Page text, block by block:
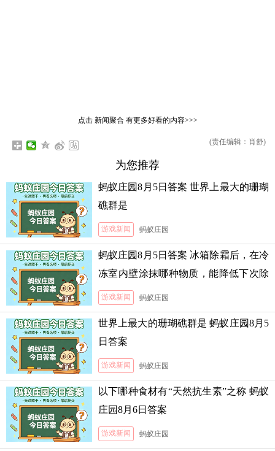
点击 新闻聚合有更多好看的内容>>>
(责任编辑：肖舒)
为您推荐
蚂蚁庄园8月5日答案 世界上最大的珊瑚
礁群是
游戏新闻 蚂蚁庄园
蚂蚁庄园8月5日答案 冰箱除霜后，在冷
冻室内壁涂抹哪种物质，能降低下次除
霜的难度
游戏新闻 蚂蚁庄园
世界上最大的珊瑚礁群是 蚂蚁庄园8月5
日答案
游戏新闻 蚂蚁庄园
以下哪种食材有“天然抗生素”之称 蚂蚁
庄园8月6日答案
游戏新闻 蚂蚁庄园